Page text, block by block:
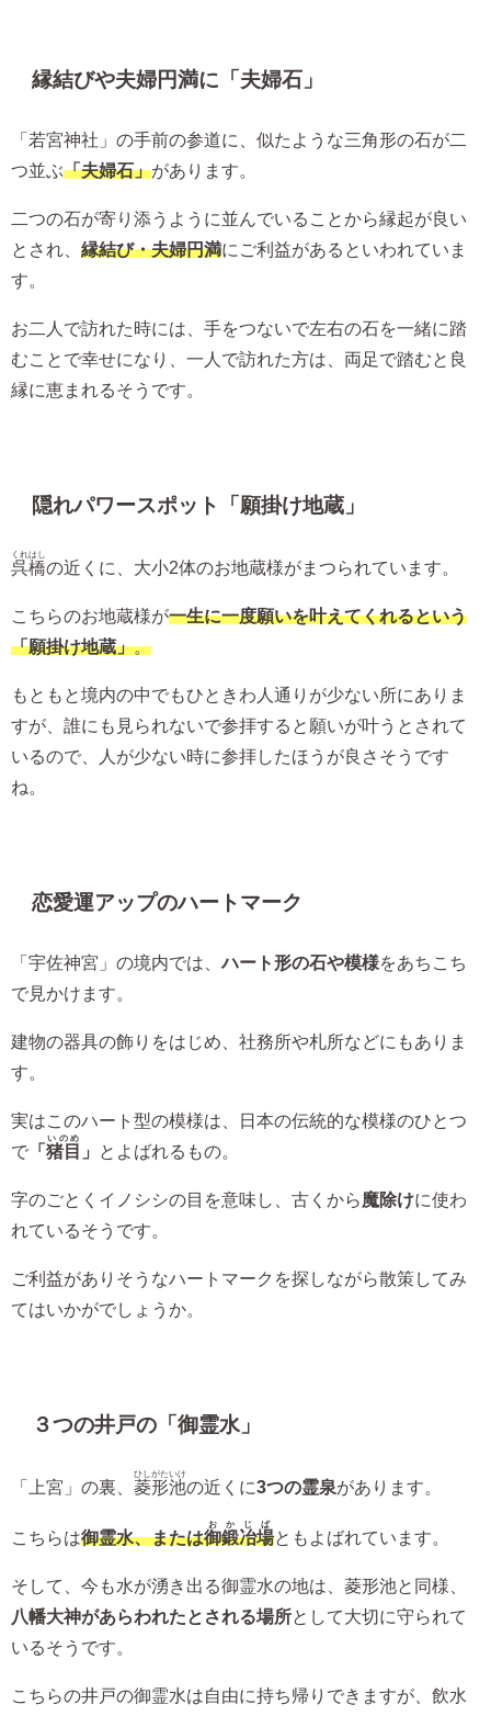
縁結びや夫婦円満に「夫婦石」
「若宮神社」の手前の参道に、似たような三角形の石が二
つ並ぶ「夫婦石」があります。
二つの石が寄り添うように並んでいることから縁起が良い
とされ、 縁結び・夫婦円満にご利益があるといわれていま
す。
お二人で訪れた時には、手をつないで左右の石を一緒に踏
むことで幸せになり、一人で訪れた方は、両足で踏むと良
縁に恵まれるそうです。
隠れパワースポット「願掛け地蔵」
呉橋
くれはし
の近くに、大小2体のお地蔵様がまつられています。
こちらのお地蔵様が一生に一度願いを叶えてくれるという
「願掛け地蔵」。
もともと境内の中でもひときわ人通りが少ない所にありま
すが、誰にも見られないで参拝すると願いが叶うとされて
いるので、人が少ない時に参拝したほうが良さそうです
ね。
恋愛運アップのハートマーク
「宇佐神宮」の境内では、 ハート形の石や模様をあちこち
で見かけます。
建物の器具の飾りをはじめ、社務所や札所などにもありま
す。
実はこのハート型の模様は、日本の伝統的な模様のひとつ
で 「 猪目
いのめ
」 とよばれるもの。
字のごとくイノシシの目を意味し、古くから 魔除けに使わ
れているそうです。
ご利益がありそうなハートマークを探しながら散策してみ
てはいかがでしょうか。
３つの井戸の「御霊水」
「上宮」の裏、 菱形池
ひしがたいけ
の近くに3つの霊泉があります。
こちらは御霊水、または御鍛冶場
おかじば
ともよばれています。
そして、今も水が湧き出る御霊水の地は、菱形池と同様、
八幡大神があらわれたとされる場所として大切に守られて
いるそうです。
こちらの井戸の御霊水は自由に持ち帰りできますが、飲水